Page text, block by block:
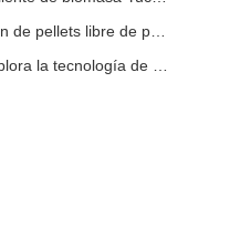
Línea de producción de pellets libre de polvo equipada con silos de almacenamiento intermedio de 500 m³ para una operación estable y eficiente
Cliente coreano explora la tecnología de secado y granulación de estiércol de pollo